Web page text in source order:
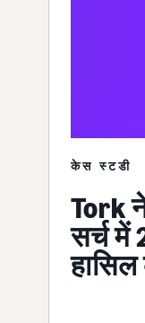
केस स्टडी
Tork
सर्च में
हासिल